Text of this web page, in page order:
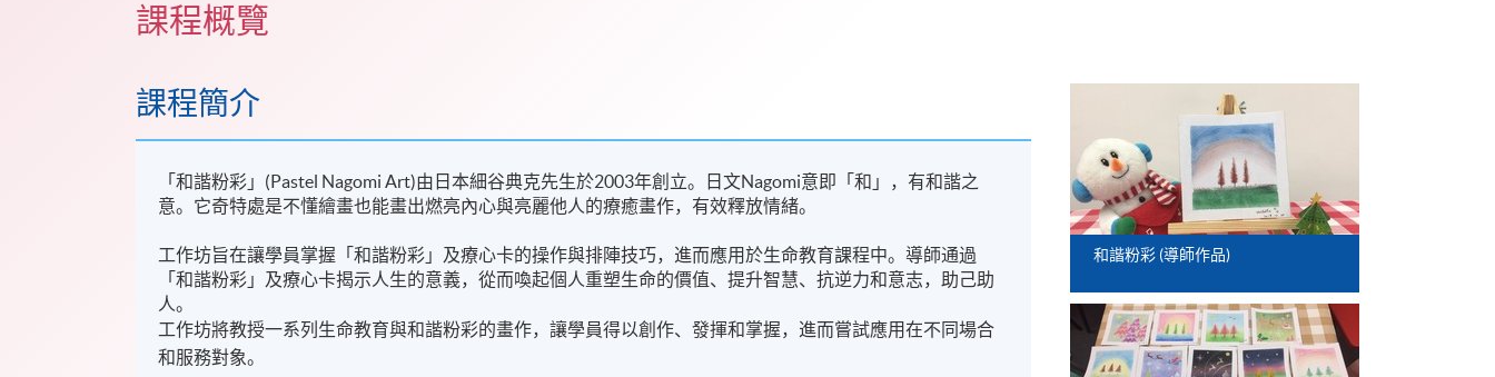
課程概覽
課程簡介
「和諧粉彩」(Pastel Nagomi Art)由日本細谷典克先生於2003年創立。日文Nagomi意即「和」，有和諧之
意。它奇特處是不懂繪畫也能畫出燃亮內心與亮麗他人的療癒畫作，有效釋放情緒。
工作坊旨在讓學員掌握「和諧粉彩」及療心卡的操作與排陣技巧，進而應用於生命教育課程中。導師通過
「和諧粉彩」及療心卡揭示人生的意義，從而喚起個人重塑生命的價值、提升智慧、抗逆力和意志，助己助
人。
工作坊將教授一系列生命教育與和諧粉彩的畫作，讓學員得以創作、發揮和掌握，進而嘗試應用在不同場合
和服務對象。
和諧粉彩 (導師作品)